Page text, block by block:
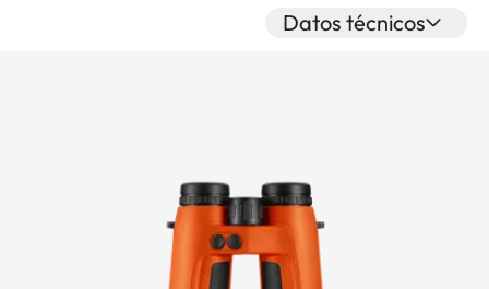
Datos técnicos